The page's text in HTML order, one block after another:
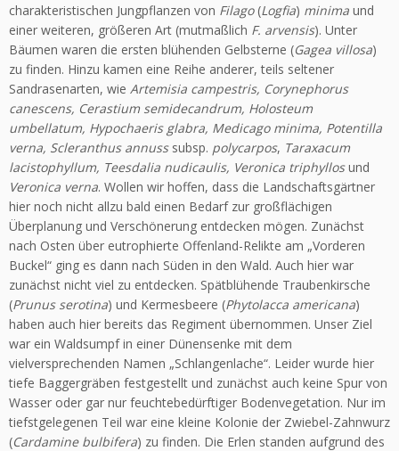
charakteristischen Jungpflanzen von Filago(Logfia) minima und
einer weiteren, größeren Art (mutmaßlich F. arvensis). Unter
Bäumen waren die ersten blühenden Gelbsterne (Gagea villosa)
zu finden. Hinzu kamen eine Reihe anderer, teils seltener
Sandrasenarten, wie Artemisia campestris, Corynephorus
canescens, Cerastium semide­candrum, Holosteum
umbellatum, Hypochaeris glabra, Medicago minima, Potentilla
verna, Scleranthus annusssubsp. polycarpos, Taraxacum
lacisto­phyllum, Teesdalia nudicaulis, Veronica triphyllosund
Veronica verna. Wollen wir hoffen, dass die Landschaftsgärtner
hier noch nicht allzu bald einen Bedarf zur großflächigen
Überplanung und Verschö­nerung entdecken mögen. Zunächst
nach Osten über eutrophierte Offenland-Relikte am „Vorderen
Buckel“ ging es dann nach Süden in den Wald. Auch hier war
zunächst nicht viel zu entdecken. Spätblühende Trauben­kirsche
(Prunus serotina) und Kermesbeere (Phytolacca americana)
haben auch hier bereits das Regiment übernommen. Unser Ziel
war ein Waldsumpf in einer Dünensenke mit dem
vielversprechenden Namen „Schlangenlache“. Leider wurde hier
tiefe Baggergräben fest­gestellt und zunächst auch keine Spur von
Wasser oder gar nur feuchte­bedürftiger Bodenvegetation. Nur im
tiefstgelegenen Teil war eine kleine Kolonie der Zwiebel-Zahnwurz
(Cardamine bulbifera) zu finden. Die Erlen standen aufgrund des